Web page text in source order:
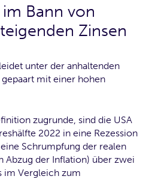
Bann von
Zinsen
unter der anhaltenden
mit einer hohen
zugrunde, sind die USA
2022 in eine Rezession
Schrumpfung der realen
Abzug der Inflation) über zwei
im Vergleich zum